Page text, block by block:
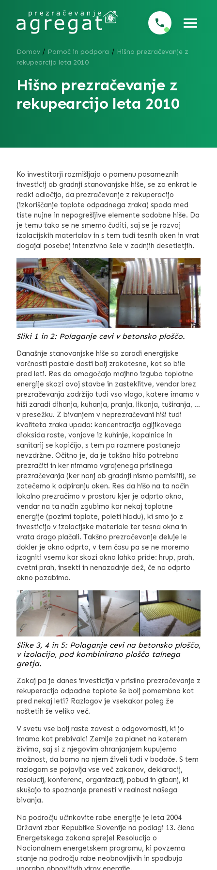
Domov / Pomoč in podpora / Hišno prezračevanje z
rekupearcijo leta 2010
Hišno prezračevanje z
rekupearcijo leta 2010
Ko investitorji razmišljajo o pomenu posameznih
investicij ob gradnji stanovanjske hiše, se za enkrat le
redki odločijo, da prezračevanje z rekuperacijo
(izkoriščanje toplote odpadnega zraka) spada med
tiste nujne in nepogrešljive elemente sodobne hiše. Da
je temu tako se ne smemo čuditi, saj se je razvoj
izolacijskih materialov in s tem tudi tesnih oken in vrat
dogajal posebej intenzivno šele v zadnjih desetletjih.
Sliki 1 in 2: Polaganje cevi v betonsko ploščo.
Današnje stanovanjske hiše so zaradi energijske
varčnosti postale dosti bolj zrakotesne, kot so bile
pred leti. Res da omogočajo majhno izgubo toplotne
energije skozi ovoj stavbe in zasteklitve, vendar brez
prezračevanja zadržijo tudi vso vlago, katere imamo v
hiši zaradi dihanja, kuhanja, pranja, likanja, tuširanja, …
v presežku. Z bivanjem v neprezračevani hiši tudi
kvaliteta zraka upada: koncentracija ogljikovega
dioksida raste, vonjave iz kuhinje, kopalnice in
sanitarij se kopičijo, s tem pa razmere postanejo
nevzdržne. Očitno je, da je takšno hišo potrebno
prezračiti in ker nimamo vgrajenega prisilnega
prezračevanja (ker nanj ob gradnji nismo pomislili), se
zatečemo k odpiranju oken. Res da hišo na ta način
lokalno prezračimo v prostoru kjer je odprto okno,
vendar na ta način zgubimo kar nekaj toplotne
energije (pozimi toplote, poleti hladu), ki smo jo z
investicijo v izolacijske materiale ter tesna okna in
vrata drago plačali. Takšno prezračevanje deluje le
dokler je okno odprto, v tem času pa se ne moremo
izogniti vsemu kar skozi okno lahko pride: hrup, prah,
cvetni prah, insekti in nenazadnje dež, če na odprto
okno pozabimo.
Slike 3, 4 in 5: Polaganje cevi na betonsko ploščo,
v izolacijo, pod kombinirano ploščo talnega
gretja.
Zakaj pa je danes investicija v prisilno prezračevanje z
rekuperacijo odpadne toplote še bolj pomembno kot
pred nekaj leti? Razlogov je vsekakor poleg že
naštetih še veliko več.
V svetu vse bolj raste zavest o odgovornosti, ki jo
imamo kot prebivalci Zemlje za planet na katerem
živimo, saj si z njegovim ohranjanjem kupujemo
možnost, da bomo na njem živeli tudi v bodoče. S tem
razlogom se pojavlja vse več zakonov, deklaracij,
resolucij, konferenc, organizacij, pobud in gibanj, ki
skušajo to spoznanje prenesti v realnost našega
bivanja.
Na področju učinkovite rabe energije je leta 2004
Državni zbor Republike Slovenije na podlagi 13. člena
Energetskega zakona sprejel Resolucijo o
Nacionalnem energetskem programu, ki povzema
stanje na področju rabe neobnovljivih in spodbuja